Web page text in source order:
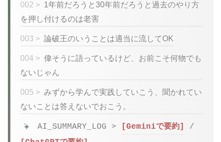
002 > 1年前だろうと30年前だろうと過去のやり方
を押し付けるのは老害
003 > 論破王のいうことは適当に流してOK
004 > 偉そうに語っているけど、お前こそ何物でも
ないじゃん
005 > みずから学んで実践していこう、聞かれてい
ないことは答えないでおこう。
AI_SUMMARY_LOG > [Geminiで要約]
/